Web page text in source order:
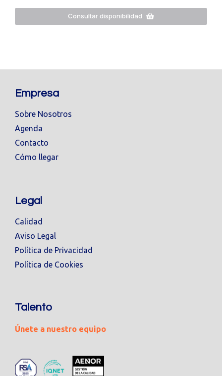
Consultar disponibilidad
Empresa
Sobre Nosotros
Agenda
Contacto
Cómo llegar
Legal
Calidad
Aviso Legal
Política de Privacidad
Política de Cookies
Talento
Únete a nuestro equipo